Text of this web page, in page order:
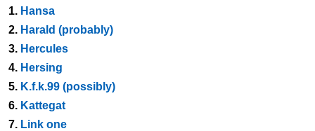
1. Hansa
2. Harald (probably)
3. Hercules
4. Hersing
5. K.f.k.99 (possibly)
6. Kattegat
7. Link one